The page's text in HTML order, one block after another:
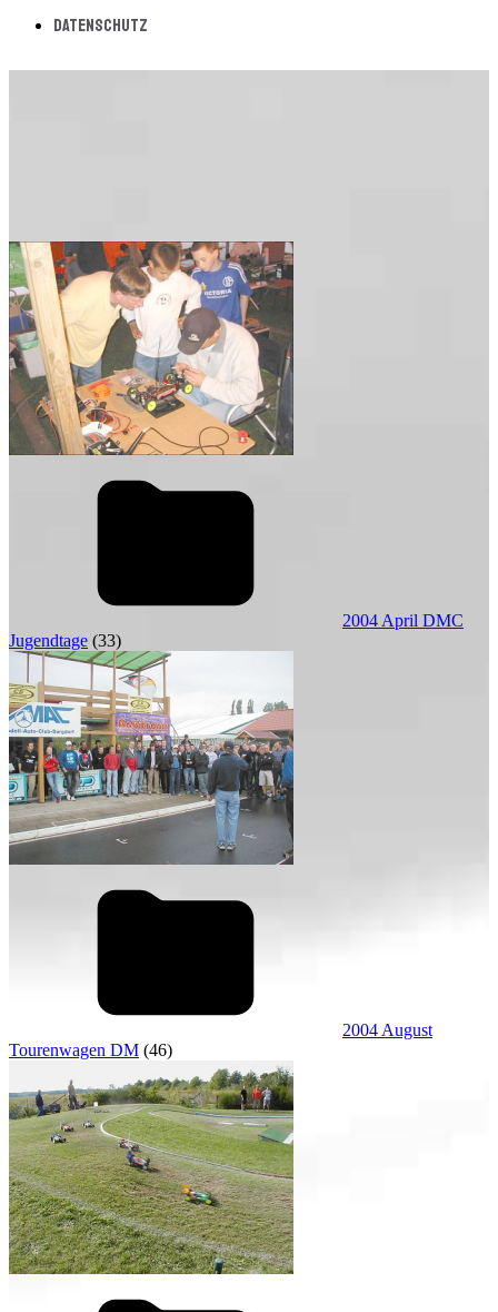
Datenschutz
2004 April DMC
Jugendtage (33)
2004 August
Tourenwagen DM (46)